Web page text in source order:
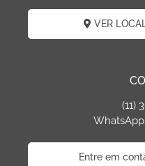
VER
(11)
Entre em